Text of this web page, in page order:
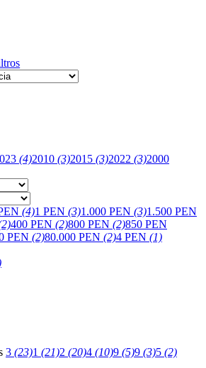
(4)2010 (3)2015 (3)2022 (3)2000
(4)1 PEN (3)1.000 PEN (3)1.500 PEN
400 PEN (2)800 PEN (2)850 PEN
PEN (2)80.000 PEN (2)4 PEN (1)
3 (23)1 (21)2 (20)4 (10)9 (5)9 (3)5 (2)